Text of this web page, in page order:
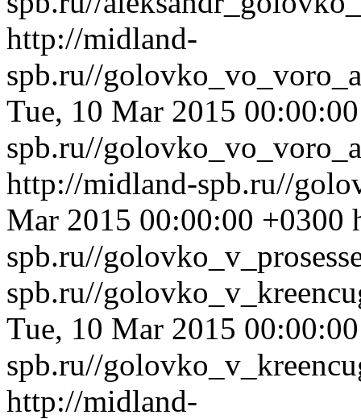
http://midland-
spb.ru//
Tue, 10 Mar 2015
spb.ru//
http://midland-spb.ru//
Mar 2015 00:00:00 +0300
spb.ru//
spb.ru//
Tue, 10 Mar 2015
spb.ru//
http://midland-